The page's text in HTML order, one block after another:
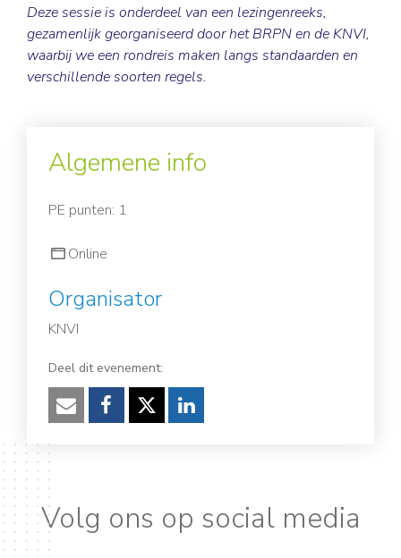
Deze sessie is onderdeel van een lezingenreeks,
gezamenlijk georganiseerd door het BRPN en de KNVI,
waarbij we een rondreis maken langs standaarden en
verschillende soorten regels.
Algemene info
PE punten: 1
Online
Organisator
KNVI
Deel dit evenement:
Verzenden
Facebook
TwitterLinkedIn
Volg ons op social media